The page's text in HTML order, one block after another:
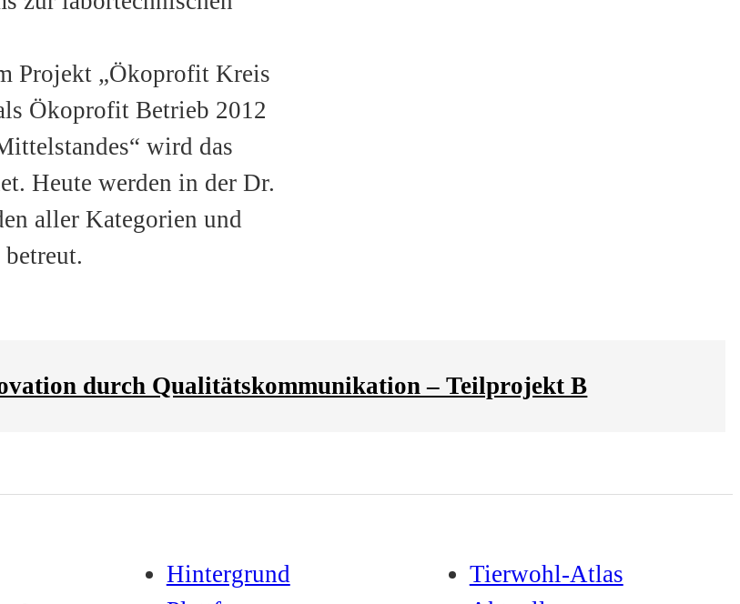
Projekt „Ökoprofit Kreis
Ökoprofit Betrieb 2012
wird das
Heute werden in der Dr.
aller Kategorien und
durch Qualitätskommunikation – Teilprojekt B
Hintergrund
Tierwohl-Atlas